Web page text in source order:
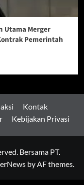
Utama Merger
Pemerintah
Kontak
Kebijakan Privasi
Bersama PT.
by AF themes.